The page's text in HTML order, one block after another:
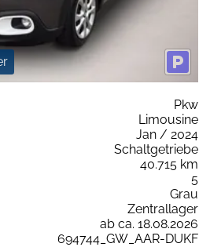
Pkw
Limousine
Jan / 2024
Schaltgetriebe
40.715 km
5
Grau
Zentrallager
ab ca. 18.08.2026
694744_GW_AAR-DUKF